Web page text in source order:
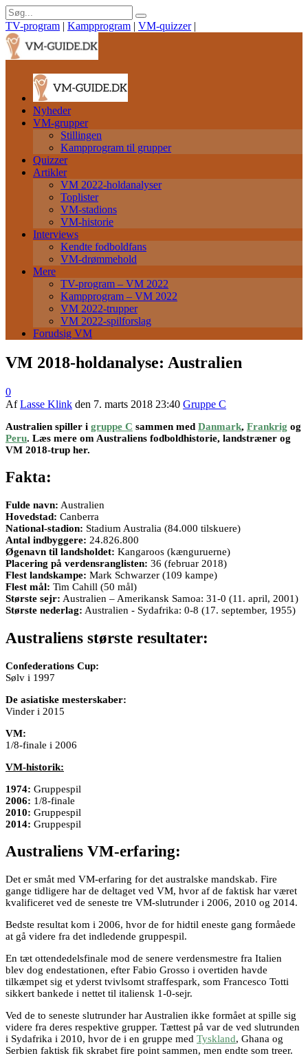
TV-program | Kampprogram | VM-quizzer |
Nyheder
VM-grupper
Stillingen
Kampprogram til grupper
Quizzer
Artikler
VM 2022-holdanalyser
Toplister
VM-stadions
VM-historie
Interviews
Kendte fodboldfans
VM-drømmehold
Mere
TV-program – VM 2022
Kampprogram – VM 2022
VM 2022-trupper
VM 2022-spilforslag
Forudsig VM
VM 2018-holdanalyse: Australien
0
AfLasse Klink den 7. marts 2018 23:40 Gruppe C
Australien spiller i gruppe C sammen med Danmark, Frankrig og
Peru. Læs mere om Australiens fodboldhistorie, landstræner og
VM 2018-trup her.
Fakta:
Fulde navn: Australien
Hovedstad: Canberra
National-stadion: Stadium Australia (84.000 tilskuere)
Antal indbyggere: 24.826.800
Øgenavn til landsholdet: Kangaroos (kænguruerne)
Placering på verdensranglisten: 36 (februar 2018)
Flest landskampe: Mark Schwarzer (109 kampe)
Flest mål: Tim Cahill (50 mål)
Største sejr: Australien – Amerikansk Samoa: 31-0 (11. april, 2001)
Største nederlag: Australien - Sydafrika: 0-8 (17. september, 1955)
Australiens største resultater:
Confederations Cup:
Sølv i 1997
De asiatiske mesterskaber:
Vinder i 2015
VM:
1/8-finale i 2006
VM-historik:
1974: Gruppespil
2006: 1/8-finale
2010: Gruppespil
2014: Gruppespil
Australiens VM-erfaring:
Det er småt med VM-erfaring for det australske mandskab. Fire
gange tidligere har de deltaget ved VM, hvor af de faktisk har været
kvalificeret ved de seneste tre VM-slutrunder i 2006, 2010 og 2014.
Bedste resultat kom i 2006, hvor de for hidtil eneste gang formåede
at gå videre fra det indledende gruppespil.
En tæt ottendedelsfinale mod de senere verdensmestre fra Italien
blev dog endestationen, efter Fabio Grosso i overtiden havde
tilkæmpet sig et yderst tvivlsomt straffespark, som Francesco Totti
sikkert bankede i nettet til italiensk 1-0-sejr.
Ved de to seneste slutrunder har Australien ikke formået at spille sig
videre fra deres respektive grupper. Tættest på var de ved slutrunden
i Sydafrika i 2010, hvor de i en gruppe med Tyskland, Ghana og
Serbien faktisk fik skrabet fire point sammen, men endte som treer.